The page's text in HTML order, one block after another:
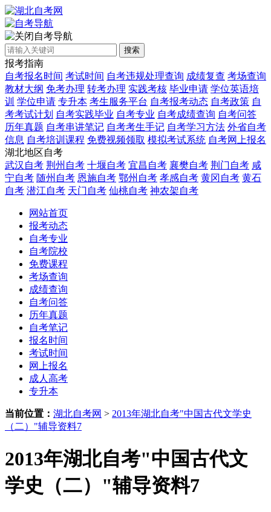
自考导航
搜索
报考指南
自考报名时间 考试时间 自考违规处理查询 成绩复查 考场查询
教材大纲 免考办理 转考办理 实践考核 毕业申请 学位英语培
训 学位申请 专升本 考生服务平台 自考报考动态 自考政策 自
考考试计划 自考实践毕业 自考专业 自考成绩查询 自考问答
历年真题 自考串讲笔记 自考考生手记 自考学习方法 外省自考
信息 自考培训课程 免费视频领取 模拟考试系统 自考网上报名
湖北地区自考
武汉自考 荆州自考 十堰自考 宜昌自考 襄樊自考 荆门自考 咸
宁自考 随州自考 恩施自考 鄂州自考 孝感自考 黄冈自考 黄石
自考 潜江自考 天门自考 仙桃自考 神农架自考
网站首页
报考动态
自考专业
自考院校
免费课程
考场查询
成绩查询
自考问答
历年真题
自考笔记
报名时间
考试时间
网上报名
成人高考
专升本
当前位置： 湖北自考网 > 2013年湖北自考"中国古代文学史
（二）"辅导资料7
2013年湖北自考"中国古代文
学史（二）"辅导资料7